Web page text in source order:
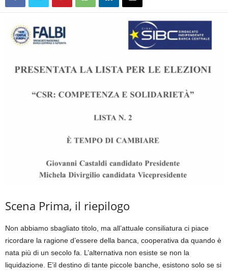
Scena Prima, il riepilogo
Non abbiamo sbagliato titolo, ma all’attuale consiliatura ci piace
ricordare la ragione d’essere della banca, cooperativa da quando è
nata più di un secolo fa. L’alternativa non esiste se non la
liquidazione. E’il destino di tante piccole banche, esistono solo se si